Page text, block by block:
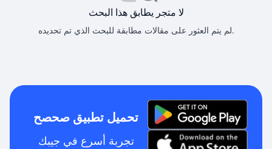
لا متجر يطابق هذا البحث
لم يتم العثور على مقالات مطابقة للبحث الذي تم تحديده.
تحميل تطبيق صحصح
تجربة أسرع في جيبك